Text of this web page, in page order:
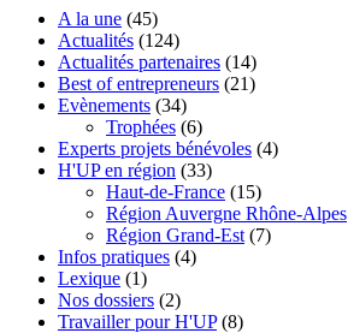
A la une (45)
Actualités (124)
Actualités partenaires (14)
Best of entrepreneurs (21)
Evènements (34)
Trophées (6)
Experts projets bénévoles (4)
H'UP en région (33)
Haut-de-France (15)
Région Auvergne Rhône-Alpes
Région Grand-Est (7)
Infos pratiques (4)
Lexique (1)
Nos dossiers (2)
Travailler pour H'UP(8)